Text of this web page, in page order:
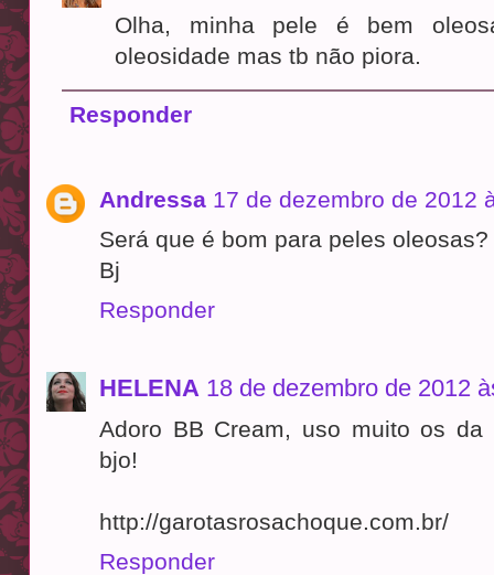
Olha, minha pele é bem
oleosidade mas tb não piora.
Responder
Andressa 17 de dezembro de 2012
Será que é bom para peles oleosas?
Bj
Responder
HELENA 18 de dezembro de 2012
Adoro BB Cream, uso muito os da
bjo!
http://garotasrosachoque.com.br/
Responder